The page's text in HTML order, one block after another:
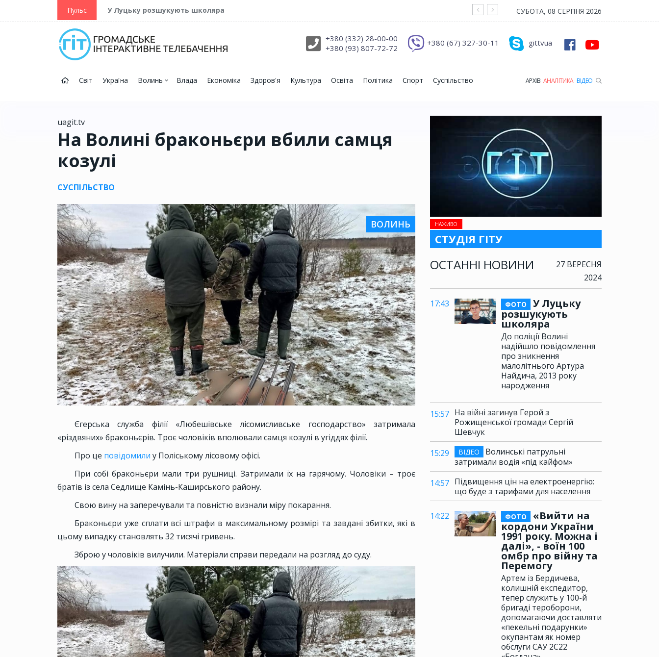
Пульс У Луцьку розшукують школяра На війні загинув Герой з Рожищенської
СУБОТА, 08 СЕРПНЯ 2026
gittvua
+380 (67) 327-30-11
+380 (332) 28-00-00
+380 (93) 807-72-72
Світ Україна Волинь Влада Економіка Здоров'я Культура Освіта Політика Спорт Суспільство АРХІВ АНАЛІТИКА ВІДЕО
НАЖИВО
СТУДІЯ ГІТУ
ОСТАННІ НОВИНИ
27 ВЕРЕСНЯ
2024
17:43 ФОТО
У Луцьку
розшукують
школяра
До поліції Волині
надійшло повідомлення
про зникнення
малолітнього Артура
Найдича, 2013 року
народження
15:57 На війні загинув Герой з
Рожищенської громади Сергій
Шевчук
15:29
ВІДЕО
Волинські патрульні
затримали водія «під кайфом»
14:57 Підвищення цін на електроенергію:
що буде з тарифами для населення
14:22 ФОТО
«Вийти на
кордони України
1991 року. Можна і
далі», - воїн 100
омбр про війну та
Перемогу
Артем із Бердичева,
колишній експедитор,
тепер служить у 100-й
бригаді тероборони,
допомагаючи доставляти
«пекельні подарунки»
окупантам як номер
обслуги САУ 2С22
uagit.tv
На Волині браконьєри вбили самця
козулі
СУСПІЛЬСТВО
ВОЛИНЬ
Єгерська служба філії «Любешівське лісомисливське господарство» затримала
«різдвяних» браконьєрів. Троє чоловіків вполювали самця козулі в угіддях філії.
Про це повідомили у Поліському лісовому офісі.
При собі браконьєри мали три рушниці. Затримали їх на гарячому. Чоловіки – троє
братів із села Седлище Камінь-Каширського району.
Свою вину на заперечували та повністю визнали міру покарання.
Браконьєри уже сплати всі штрафи в максимальному розмірі та завдані збитки, які в
цьому випадку становлять 32 тисячі гривень.
Зброю у чоловіків вилучили. Матеріали справи передали на розгляд до суду.